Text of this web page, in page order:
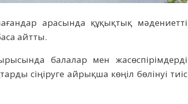
арасында құқықтық мәдениетті
айтты.
балалар мен жасөспірімдерді
сіңіруге айрықша көңіл бөлінуі тиіс